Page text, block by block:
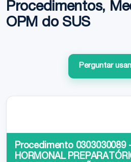
Procedimentos,
OPM do SUS
Perguntar
Procedimento 0303030089
HORMONAL